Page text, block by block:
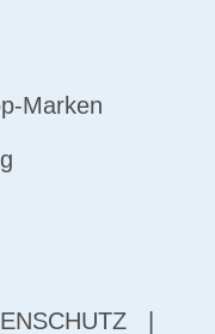
Marken